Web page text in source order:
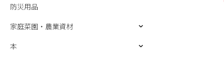
防災用品
家庭菜園・農業資材
本